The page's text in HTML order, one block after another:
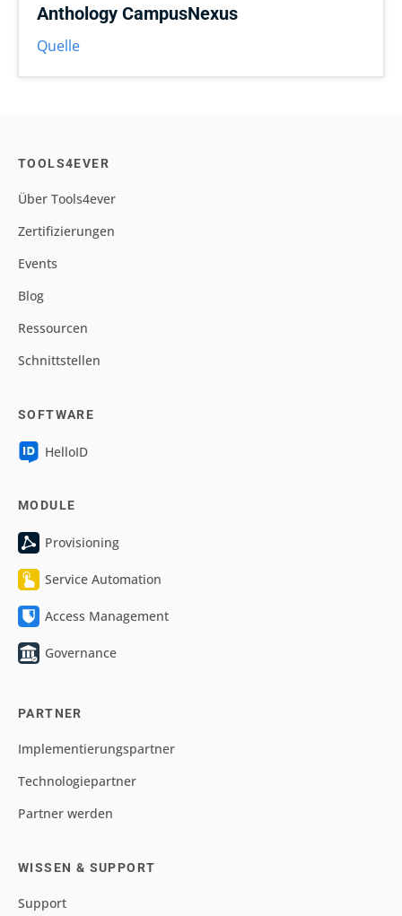
Anthology CampusNexus
Quelle
TOOLS4EVER
Über Tools4ever
Zertifizierungen
Events
Blog
Ressourcen
Schnittstellen
SOFTWARE
HelloID
MODULE
Provisioning
Service Automation
Access Management
Governance
PARTNER
Implementierungspartner
Technologiepartner
Partner werden
WISSEN & SUPPORT
Support